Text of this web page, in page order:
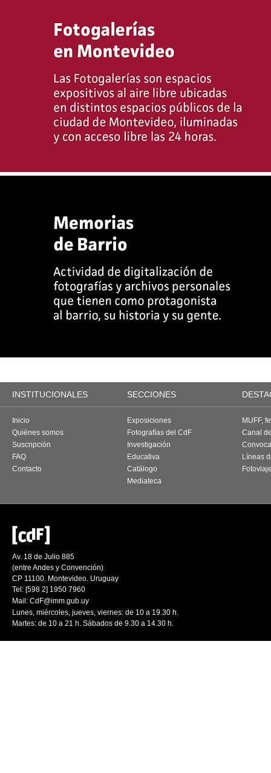
INSTITUCIONALES SECCIONES
Inicio
Quiénes somos
Suscripción
FAQ
Contacto
Exposiciones
Fotografías del CdF
Investigación
Educativa
Catálogo
Mediateca
MUFF,
Canal
Líneas
Av. 18 de Julio 885
(entre Andes y Convención)
CP 11100. Montevideo. Uruguay
Tel: [598 2] 1950 7960
Mail: CdF@imm.gub.uy
Lunes, miércoles, jueves, viernes: de 10 a 19.30 h.
Martes: de 10 a 21 h. Sábados de 9.30 a 14.30 h.